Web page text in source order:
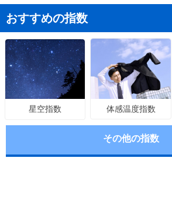
おすすめの指数
星空指数 体感温度指数
その他の指数